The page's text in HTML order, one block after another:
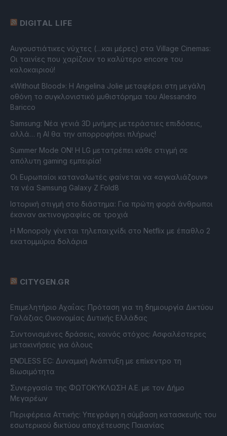
DIGITAL LIFE
Αυγουστιάτικες νύχτες (…και μέρες) στα Village Cinemas:
Οι ταινίες που χαρίζουν το καλύτερο encore του
καλοκαιριού!
«Without Blood»: Η Angelina Jolie μεταφέρει στη μεγάλη
οθόνη το συγκλονιστικό μυθιστόρημα του Alessandro
Baricco
Samsung: Νέα γενιά 3D μνήμης μετεράστιες επιδόσεις,
αλλά… η AI θα την απορροφήσει πλήρως!
Summer Mode ON! Η LG μετατρέπει κάθε στιγμή σε
απόλυτη gaming εμπειρία!
Οι Ευρωπαίοι καταναλωτές φαίνεται να «αγκαλιάζουν»
τα νέα Samsung Galaxy Z Fold8
Ιστορική στιγμή στο διάστημα: Για πρώτη φορά άνθρωποι
έκαναν ακτινογραφίες σε τροχιά
Η Monopoly γίνεται τηλεπαιχνίδι στο Netflix με έπαθλο 2
εκατομμύρια δολάρια
CITYGEN.GR
Επιμελητήριο Αχαΐας: Πρόταση για τη δημιουργία Δικτύου
Γαλάζιας Οικονομίας Δυτικής Ελλάδας
Συντονισμένες δράσεις, κοινός στόχος: Ασφαλέστερες
μετακινήσεις για όλους
ENDLESS EC: Δυναμική Ανάπτυξη με επίκεντρο τη
Βιωσιμότητα
Συνεργασία της ΦΩΤΟΚΥΚΛΩΣΗ Α.Ε. με τον Δήμο
Μεγαρέων
Περιφέρεια Αττικής: Υπεγράφη η σύμβαση κατασκευής του
εσωτερικού δικτύου αποχέτευσης Παιανίας